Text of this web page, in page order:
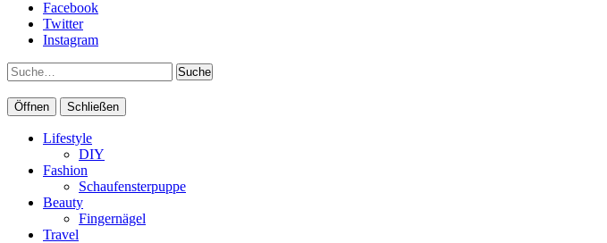
Facebook
Twitter
Instagram
Suche
Öffnen Schließen
Lifestyle
DIY
Fashion
Schaufensterpuppe
Beauty
Fingernägel
Travel